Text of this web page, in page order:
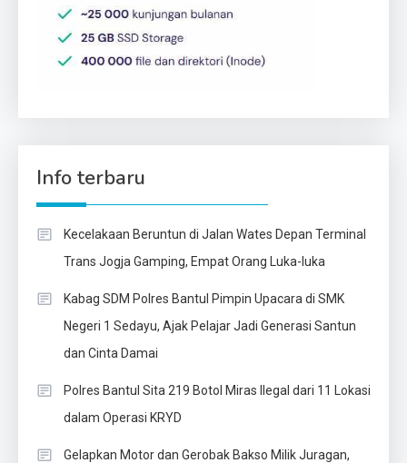
Info terbaru
Kecelakaan Beruntun di Jalan Wates Depan Terminal
Trans Jogja Gamping, Empat Orang Luka-luka
Kabag SDM Polres Bantul Pimpin Upacara di SMK
Negeri 1 Sedayu, Ajak Pelajar Jadi Generasi Santun
dan Cinta Damai
Polres Bantul Sita 219 Botol Miras Ilegal dari 11 Lokasi
dalam Operasi KRYD
Gelapkan Motor dan Gerobak Bakso Milik Juragan,